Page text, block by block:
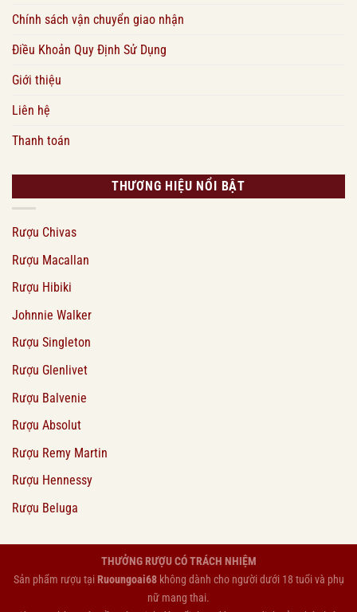
Chính sách vận chuyển giao nhận
Điều Khoản Quy Định Sử Dụng
Giới thiệu
Liên hệ
Thanh toán
THƯƠNG HIỆU NỔI BẬT
Rượu Chivas
Rượu Macallan
Rượu Hibiki
Johnnie Walker
Rượu Singleton
Rượu Glenlivet
Rượu Balvenie
Rượu Absolut
Rượu Remy Martin
Rượu Hennessy
Rượu Beluga
THƯỞNG RƯỢU CÓ TRÁCH NHIỆM
Sản phẩm rượu tạiRuoungoai68không dành cho người dưới 18 tuổi và phụ
nữ mang thai.